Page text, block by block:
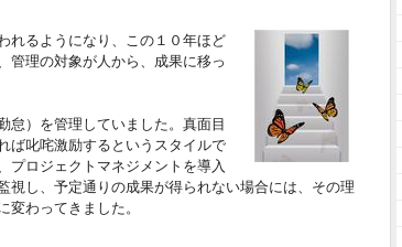
れるようになり、この１０年ほど
管理の対象が人から、成果に移っ
怠）を管理していました。真面目
ば叱咤激励するというスタイルで
プロジェクトマネジメントを導入
視し、予定通りの成果が得られない場合には、その理
変わってきました。